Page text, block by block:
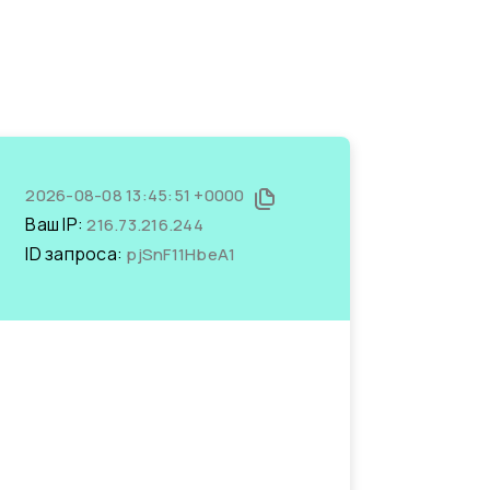
2026-08-08 13:45:51 +0000
Ваш IP:216.73.216.244
ID запроса: pjSnF11HbeA1